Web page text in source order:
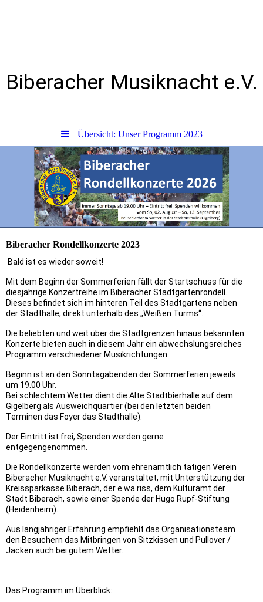
Biberacher Musiknacht e.V.
Übersicht: Unser Programm 2023
Biberacher Rondellkonzerte 2023
Bald ist es wieder soweit!
Mit dem Beginn der Sommerferien fällt der Startschuss für die
diesjährige Konzertreihe im Biberacher Stadtgartenrondell.
Dieses befindet sich im hinteren Teil des Stadtgartens neben
der Stadthalle, direkt unterhalb des „Weißen Turms“.
Die beliebten und weit über die Stadtgrenzen hinaus bekannten
Konzerte bieten auch in diesem Jahr ein abwechslungsreiches
Programm verschiedener Musikrichtungen.
Beginn ist an den Sonntagabenden der Sommerferien jeweils
um 19.00 Uhr.
Bei schlechtem Wetter dient die Alte Stadtbierhalle auf dem
Gigelberg als Ausweichquartier (bei den letzten beiden
Terminen das Foyer das Stadthalle).
Der Eintritt ist frei, Spenden werden gerne
entgegengenommen.
Die Rondellkonzerte werden vom ehrenamtlich tätigen Verein
Biberacher Musiknacht e.V. veranstaltet, mit Unterstützung der
Kreissparkasse Biberach, der e.wa riss, dem Kulturamt der
Stadt Biberach, sowie einer Spende der Hugo Rupf-Stiftung
(Heidenheim).
Aus langjähriger Erfahrung empfiehlt das Organisationsteam
den Besuchern das Mitbringen von Sitzkissen und Pullover /
Jacken auch bei gutem Wetter.
Das Programm im Überblick: